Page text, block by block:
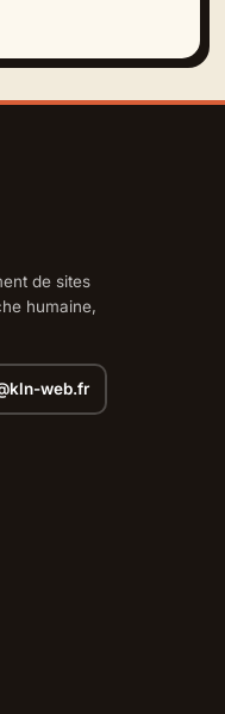
de sites
humaine,
web.fr